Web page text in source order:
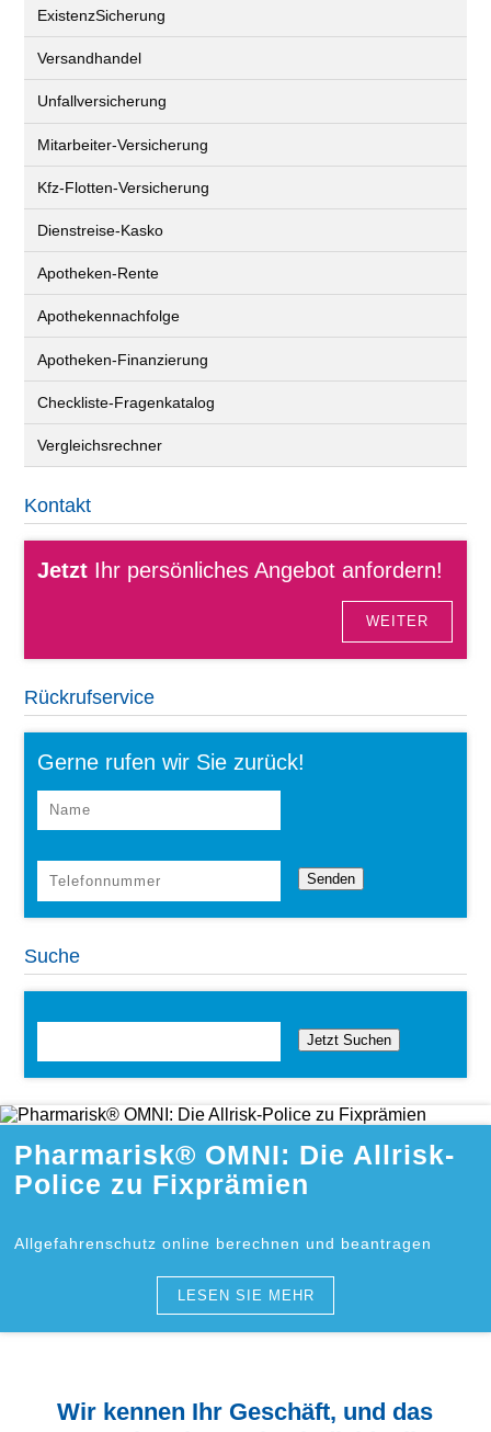
ExistenzSicherung
Versandhandel
Unfallversicherung
Mitarbeiter-Versicherung
Kfz-Flotten-Versicherung
Dienstreise-Kasko
Apotheken-Rente
Apothekennachfolge
Apotheken-Finanzierung
Checkliste-Fragenkatalog
Vergleichsrechner
Kontakt
Jetzt Ihr persönliches Angebot anfordern!
WEITER
Rückrufservice
Gerne rufen wir Sie zurück!
Suche
Jetzt Suchen
Pharmarisk® OMNI: Die Allrisk-
Police zu Fixprämien
Allgefahrenschutz online berechnen und beantragen
LESEN SIE MEHR
Wir kennen Ihr Geschäft, und das